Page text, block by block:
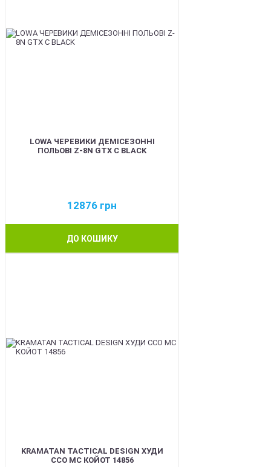
LOWA ЧЕРЕВИКИ ДЕМІСЕЗОННІ
ПОЛЬОВІ Z-8N GTX C BLACK
12876 грн
ДО КОШИКУ
KRAMATAN TACTICAL DESIGN ХУДИ
ССО МС КОЙОТ 14856